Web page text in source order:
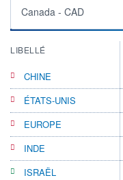
Canada - CAD
LIBELLÉ
CHINE
ÉTATS-UNIS
EUROPE
INDE
ISRAËL